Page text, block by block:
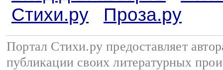
Стихи.ру
Проза.ру
Портал Стихи.ру предоставляет
публикации своих литературных